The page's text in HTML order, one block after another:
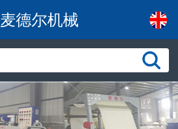
麦德尔机械